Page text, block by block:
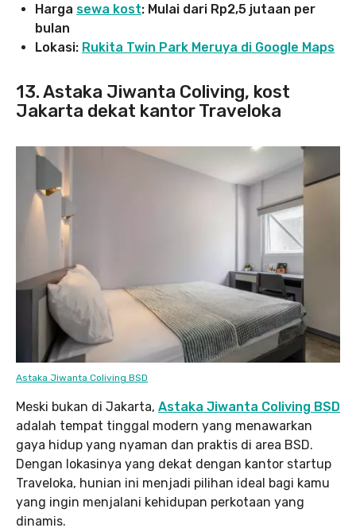
Harga sewa kost: Mulai dari Rp2,5 jutaan per
bulan
Lokasi: Rukita Twin Park Meruya di Google Maps
13. Astaka Jiwanta Coliving, kost
Jakarta dekat kantor Traveloka
Astaka Jiwanta Coliving BSD
Meski bukan di Jakarta, Astaka Jiwanta Coliving BSD
adalah tempat tinggal modern yang menawarkan
gaya hidup yang nyaman dan praktis di area BSD.
Dengan lokasinya yang dekat dengan kantor startup
Traveloka, hunian ini menjadi pilihan ideal bagi kamu
yang ingin menjalani kehidupan perkotaan yang
dinamis.